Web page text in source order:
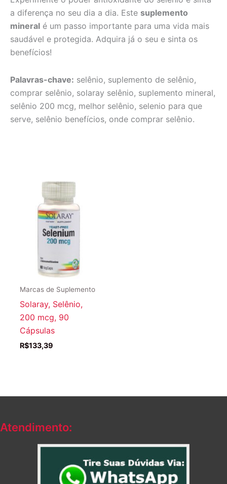
a diferença no seu dia a dia. Este suplemento
mineral é um passo importante para uma vida mais
saudável e protegida. Adquira já o seu e sinta os
benefícios!
Palavras-chave: selênio, suplemento de selênio,
comprar selênio, solaray selênio, suplemento mineral,
selênio 200 mcg, melhor selênio, selenio para que
serve, selênio benefícios, onde comprar selênio.
Marcas de Suplemento
Solaray, Selênio,
200 mcg, 90
Cápsulas
R$133,39
Atendimento: